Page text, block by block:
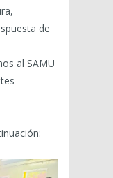
de
al SAMU